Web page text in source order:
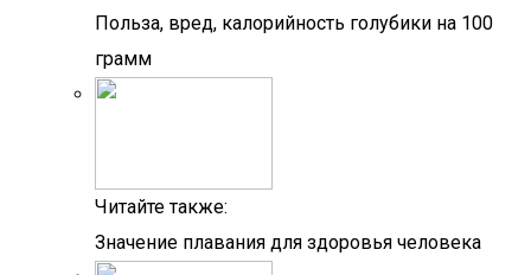
Польза, вред, калорийность голубики на 100
грамм
Читайте также:
Значение плавания для здоровья человека